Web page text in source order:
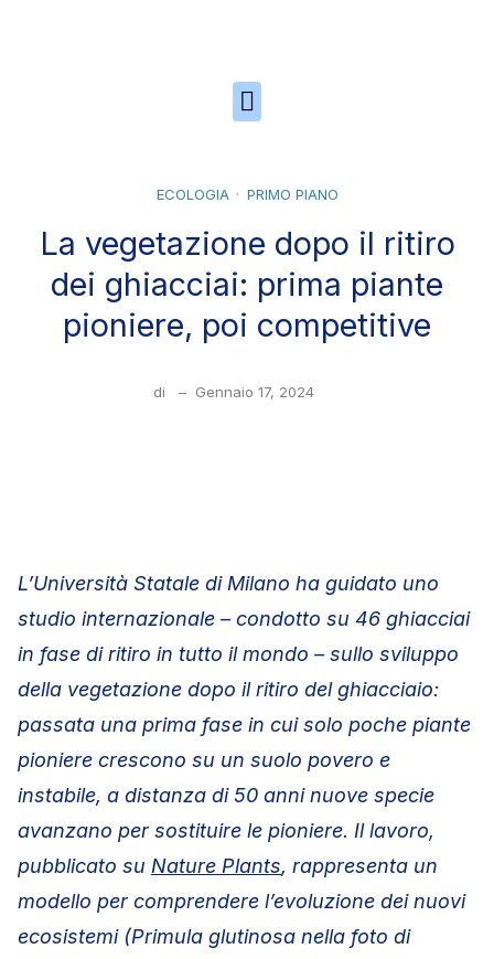
ECOLOGIA PRIMO PIANO
La vegetazione dopo il ritiro
dei ghiacciai: prima piante
pioniere, poi competitive
di – Gennaio 17, 2024
L’Università Statale di Milano ha guidato uno
studio internazionale – condotto su 46 ghiacciai
in fase di ritiro in tutto il mondo – sullo sviluppo
della vegetazione dopo il ritiro del ghiacciaio:
passata una prima fase in cui solo poche piante
pioniere crescono su un suolo povero e
instabile, a distanza di 50 anni nuove specie
avanzano per sostituire le pioniere. Il lavoro,
pubblicato su Nature Plants, rappresenta un
modello per comprendere l’evoluzione dei nuovi
ecosistemi (Primula glutinosa nella foto di